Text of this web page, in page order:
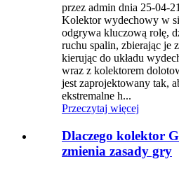
przez admin dnia 25-04-21
Kolektor wydechowy w
odgrywa kluczową rolę,
ruchu spalin, zbierając je
kierując do układu
wraz z kolektorem
jest zaprojektowany tak,
ekstremalne h...
Przeczytaj więcej
Dlaczego kolektor
zmienia zasady gry